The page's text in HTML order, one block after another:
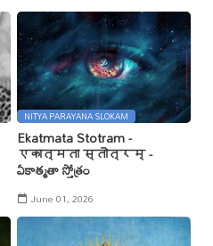
NITYA PARAYANA SLOKAM
Ekatmata Stotram -
एकात्मता स्तोत्रम् -
ఏకాత్మతా స్తోత్రం
June 01, 2026